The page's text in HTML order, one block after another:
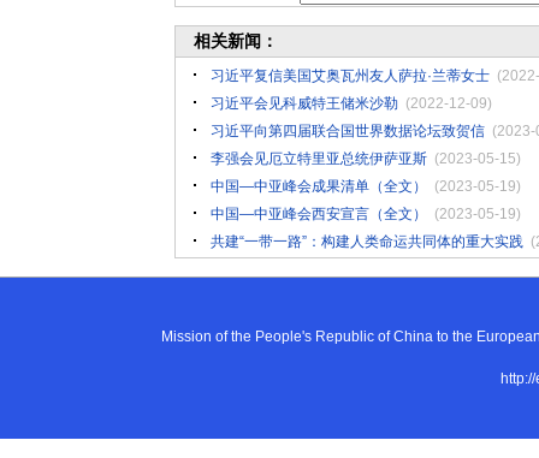
相关新闻：
习近平复信美国艾奥瓦州友人萨拉·兰蒂女士
习近平会见科威特王储米沙勒 (2022-12-09)
习近平向第四届联合国世界数据论坛致贺信 (2023-
李强会见厄立特里亚总统伊萨亚斯 (2023-05-15)
中国—中亚峰会成果清单（全文）
(2023-05-19)
中国—中亚峰会西安宣言（全文）
(2023-05-19)
共建“一带一路”：构建人类命运共同体的重大实践
Mission of the People's Republic of China to the